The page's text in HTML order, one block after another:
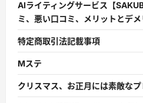
AIライティングサービス【
ミ、悪い口コミ、メリットとデ
特定商取引法記載事項
Mステ
クリスマス、お正月には素敵な